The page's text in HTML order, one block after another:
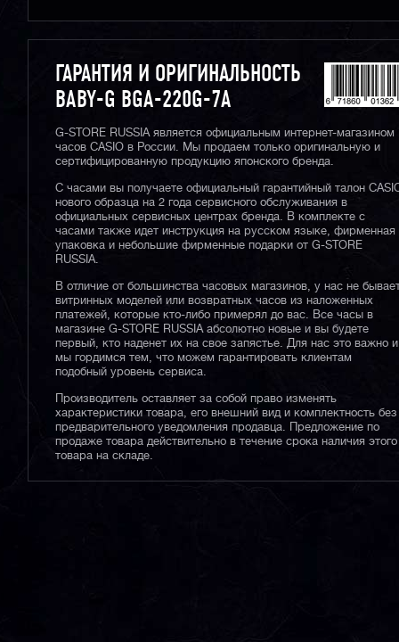
ГАРАНТИЯ И ОРИГИНАЛЬНОСТЬ
BABY-G BGA-220G-7A
G-STORE RUSSIA является официальным интернет-магазином
часов CASIO в России. Мы продаем только оригинальную и
сертифицированную продукцию японского бренда.
С часами вы получаете официальный гарантийный талон
нового образца на 2 года сервисного обслуживания в
официальных сервисных центрах бренда. В комплекте с
часами также идет инструкция на русском языке, фирменная
упаковка и небольшие фирменные подарки от G-STORE
RUSSIA.
В отличие от большинства часовых магазинов, у нас не
витринных моделей или возвратных часов из наложенных
платежей, которые кто-либо примерял до вас. Все часы в
магазине G-STORE RUSSIA абсолютно новые и вы будете
первый, кто наденет их на свое запястье. Для нас это важно и
мы гордимся тем, что можем гарантировать клиентам
подобный уровень сервиса.
Производитель оставляет за собой право изменять
характеристики товара, его внешний вид и комплектность без
предварительного уведомления продавца. Предложение по
продаже товара действительно в течение срока наличия этого
товара на складе.